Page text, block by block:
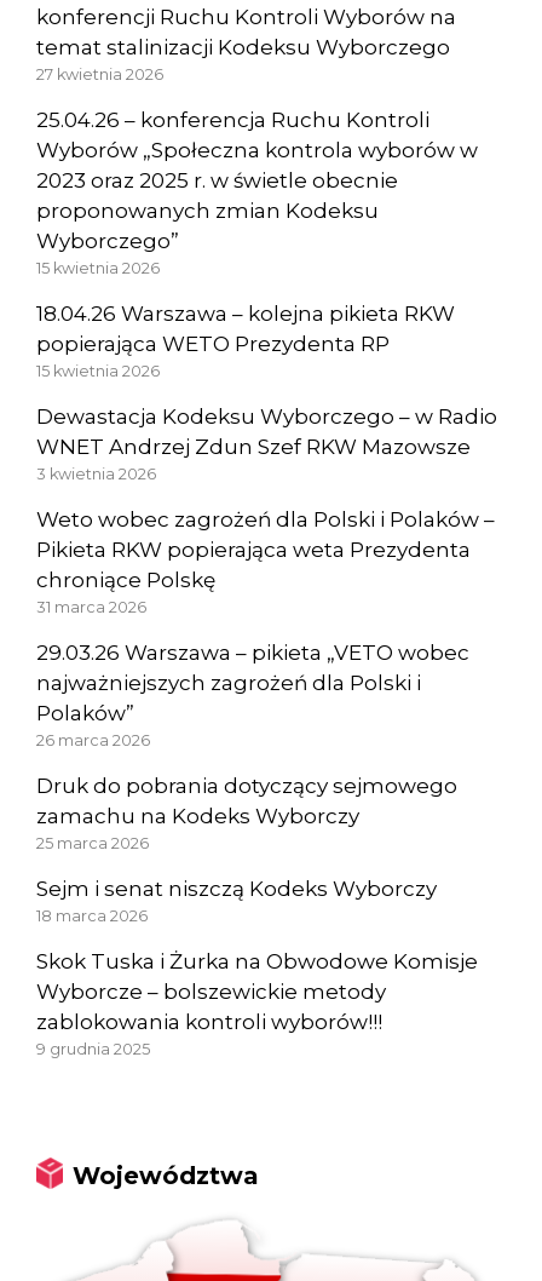
konferencji Ruchu Kontroli Wyborów na
temat stalinizacji Kodeksu Wyborczego
27 kwietnia 2026
25.04.26 – konferencja Ruchu Kontroli
Wyborów „Społeczna kontrola wyborów w
2023 oraz 2025 r. w świetle obecnie
proponowanych zmian Kodeksu
Wyborczego”
15 kwietnia 2026
18.04.26 Warszawa – kolejna pikieta RKW
popierająca WETO Prezydenta RP
15 kwietnia 2026
Dewastacja Kodeksu Wyborczego – w Radio
WNET Andrzej Zdun Szef RKW Mazowsze
3 kwietnia 2026
Weto wobec zagrożeń dla Polski i Polaków –
Pikieta RKW popierająca weta Prezydenta
chroniące Polskę
31 marca 2026
29.03.26 Warszawa – pikieta „VETO wobec
najważniejszych zagrożeń dla Polski i
Polaków”
26 marca 2026
Druk do pobrania dotyczący sejmowego
zamachu na Kodeks Wyborczy
25 marca 2026
Sejm i senat niszczą Kodeks Wyborczy
18 marca 2026
Skok Tuska i Żurka na Obwodowe Komisje
Wyborcze – bolszewickie metody
zablokowania kontroli wyborów!!!
9 grudnia 2025
Województwa